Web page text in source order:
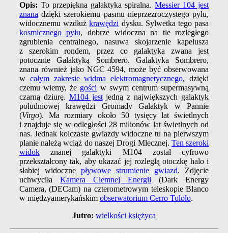
Opis: To przepiękna galaktyka spiralna.Messier 104 jest
znana dzięki szerokiemu pasmu nieprzezroczystego pyłu,
widocznemu wzdłużkrawędzi dysku. Sylwetka tego pasa
kosmicznego pyłu, dobrze widoczna na tle rozległego
zgrubienia centralnego, nasuwa skojarzenie kapelusza
z szerokim rondem, przez co galaktyka zwana jest
potocznie Galaktyką Sombrero. Galaktyka Sombrero,
znana również jako NGC 4594, może być obserwowana
w całym zakresie widma elektromagnetycznego, dzięki
czemu wiemy, że gości w swym centrum supermasywną
czarną dziurę. M104 jestjedną z największych galaktyk
południowej krawędzi Gromady Galaktyk w Pannie
(Virgo). Ma rozmiary około 50 tysięcy lat świetlnych
i znajduje się w odległości 28 milionów lat świetlnych od
nas. Jednak kolczaste gwiazdy widoczne tu na pierwszym
planie należą wciąż do naszej Drogi Mlecznej. Ten szeroki
widokznanej galaktyki M104 został cyfrowo
przekształcony tak, aby ukazać jej rozległą otoczkę halo i
słabiej widoczne pływowe strumienie gwiazd. Zdjęcie
uchwyciła Kamera Ciemnej Energii (Dark Energy
Camera, (DECam) na czterometrowym teleskopie Blanco
w międzyamerykańskim obserwatorium Cerro Tololo.
Jutro: wielkości księżyca